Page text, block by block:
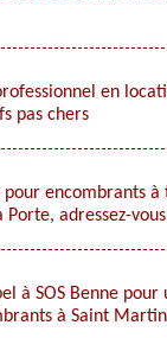
en
pas chers
pour encombrants à
adressez-vous
à SOS Benne
à Saint